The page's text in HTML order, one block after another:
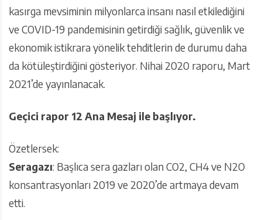
kasırga mevsiminin milyonlarca insanı nasıl etkilediğini
ve COVID-19 pandemisinin getirdiği sağlık, güvenlik ve
ekonomik istikrara yönelik tehditlerin de durumu daha
da kötüleştirdiğini gösteriyor. Nihai 2020 raporu, Mart
2021’de yayınlanacak.
Geçici rapor 12 Ana Mesaj ile başlıyor.
Özetlersek:
Seragazı: Başlıca sera gazları olan CO2, CH4 ve N2O
konsantrasyonları 2019 ve 2020’de artmaya devam
etti.